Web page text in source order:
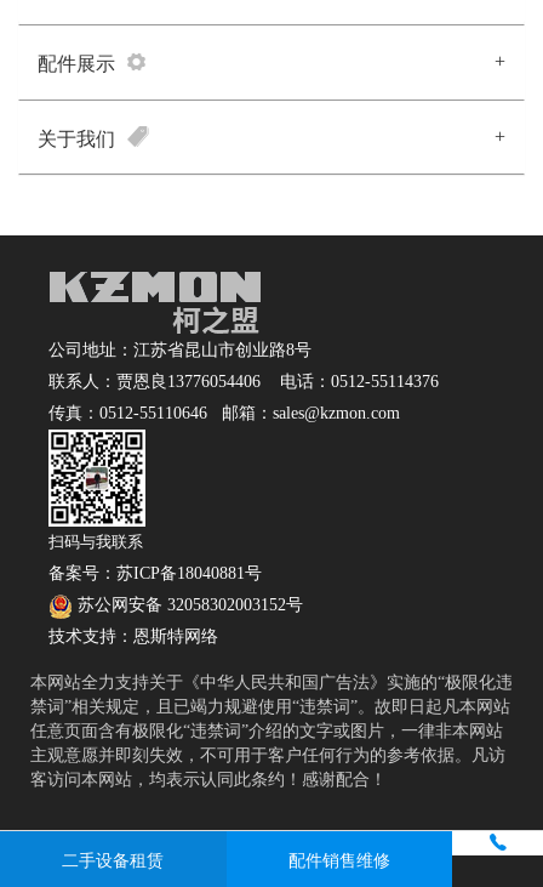
配件展示 +
关于我们 +
公司地址：江苏省昆山市创业路8号
联系人：贾恩良13776054406 电话：0512-55114376
传真：0512-55110646 邮箱：sales@kzmon.com
扫码与我联系
备案号： 苏ICP备18040881号
苏公网安备 32058302003152号
技术支持： 恩斯特网络
本网站全力支持关于《中华人民共和国广告法》实施的“极限化违
禁词”相关规定，且已竭力规避使用“违禁词”。故即日起凡本网站
任意页面含有极限化“违禁词”介绍的文字或图片，一律非本网站
主观意愿并即刻失效，不可用于客户任何行为的参考依据。凡访
客访问本网站，均表示认同此条约！感谢配合！
二手设备租赁 配件销售维修